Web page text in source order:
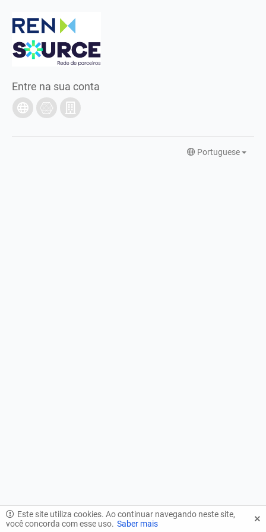
Entre na sua conta
Portuguese
Este site utiliza cookies. Ao continuar navegando neste site,
você concorda com esse uso. Saber mais